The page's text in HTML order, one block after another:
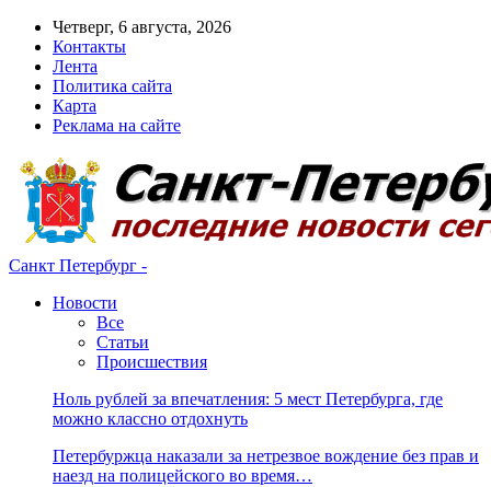
Четверг, 6 августа, 2026
Контакты
Лента
Политика сайта
Карта
Реклама на сайте
Санкт Петербург -
Новости
Все
Статьи
Происшествия
Ноль рублей за впечатления: 5 мест Петербурга, где
можно классно отдохнуть
Петербуржца наказали за нетрезвое вождение без прав и
наезд на полицейского во время…